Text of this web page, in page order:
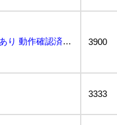
セガ メガドライブ ソーサリアン 箱説・魔法一覧表付き 痛みあり 動作確認済み Sega Mega ... 3900
3333